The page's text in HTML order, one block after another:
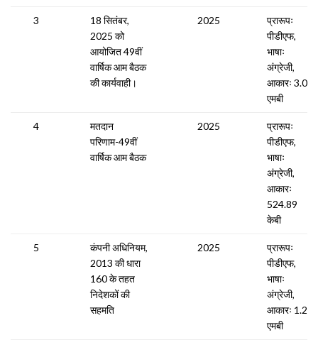
3
18 सितंबर,
2025 को
आयोजित 49वीं
वार्षिक आम बैठक
की कार्यवाही।
2025
प्रारूपः
पीडीएफ,
भाषाः
अंग्रेजी,
आकारः 3.03
एमबी
4
मतदान
परिणाम-49वीं
वार्षिक आम बैठक
2025
प्रारूपः
पीडीएफ,
भाषाः
अंग्रेजी,
आकारः
524.89
केबी
5
कंपनी अधिनियम,
2013 की धारा
160 के तहत
निदेशकों की
सहमति
2025
प्रारूपः
पीडीएफ,
भाषाः
अंग्रेजी,
आकारः 1.23
एमबी